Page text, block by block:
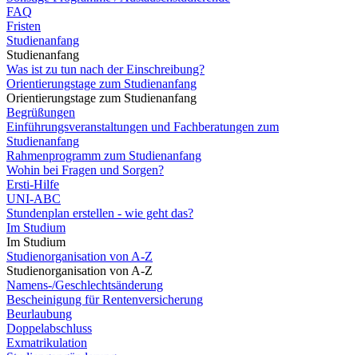
FAQ
Fristen
Studienanfang
Studienanfang
Was ist zu tun nach der Einschreibung?
Orientierungstage zum Studienanfang
Orientierungstage zum Studienanfang
Begrüßungen
Einführungsveranstaltungen und Fachberatungen zum
Studienanfang
Rahmenprogramm zum Studienanfang
Wohin bei Fragen und Sorgen?
Ersti-Hilfe
UNI-ABC
Stundenplan erstellen - wie geht das?
Im Studium
Im Studium
Studienorganisation von A-Z
Studienorganisation von A-Z
Namens-/Geschlechtsänderung
Bescheinigung für Rentenversicherung
Beurlaubung
Doppelabschluss
Exmatrikulation